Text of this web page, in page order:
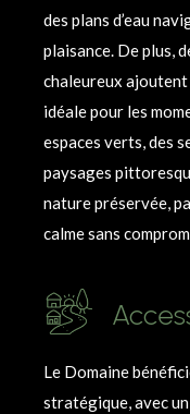
des plans d’eau
plaisance. De plus,
chaleureux
idéale pour les
espaces verts, des
paysages
nature préservée,
calme sans
Le Domaine
stratégique, avec